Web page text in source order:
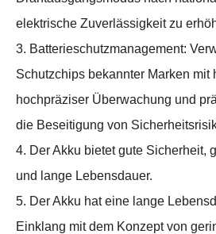
elektrische Zuverlässigkeit zu
3. Batterieschutzmanagement:
Schutzchips bekannter Marken mit
hochpräziser Überwachung und
die Beseitigung von
4. Der Akku bietet gute Sicherheit,
und lange Lebensdauer.
5. Der Akku hat eine lange
Einklang mit dem Konzept von